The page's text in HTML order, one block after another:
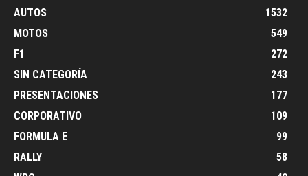
AUTOS
1532
MOTOS
549
F1
272
SIN CATEGORÍA
243
PRESENTACIONES
177
CORPORATIVO
109
FORMULA E
99
RALLY
58